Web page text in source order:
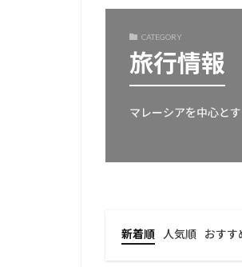
CATEGORY
旅行情報
マレーシアを中心と
新着順 人気順
おすす